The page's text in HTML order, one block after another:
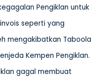
Pengiklan untuk
seperti yang
mengakibatkan Taboola
Kempen Pengiklan.
gagal membuat